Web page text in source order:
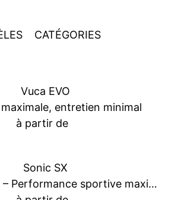
CATÉGORIES
Vuca EVO
entretien minimal
à partir de
Sonic SX
Poids minimal – Performance sportive maximale